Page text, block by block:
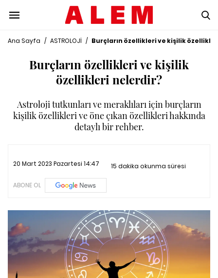
Ana Sayfa / ASTROLOJİ / Burçların özellikleri ve kişilik
Burçların özellikleri ve kişilik
özellikleri nelerdir?
Astroloji tutkunları ve meraklıları için burçların
kişilik özellikleri ve öne çıkan özellikleri hakkında
detaylı bir rehber.
20 Mart 2023 Pazartesi 14:47 15 dakika okunma süresi
ABONE OL